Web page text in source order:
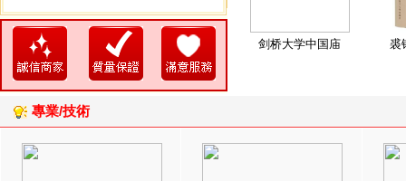
剑桥大学中国庙 裘
專業/技術